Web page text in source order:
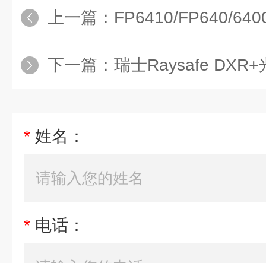
上一篇： FP6410/FP640/
下一篇： 瑞士Raysafe DXR+光野
* 姓名：
* 电话：